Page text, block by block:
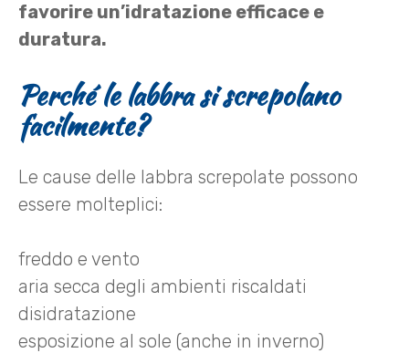
favorire un’idratazione efficace e
duratura.
Perché le labbra si screpolano
facilmente?
Le cause delle labbra screpolate possono
essere molteplici:
freddo e vento
aria secca degli ambienti riscaldati
disidratazione
esposizione al sole (anche in inverno)